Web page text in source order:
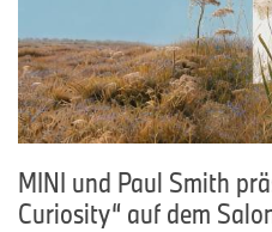
MINI und Paul Smith
Curiosity“ auf dem